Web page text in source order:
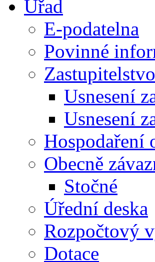
Úřad
E-podatelna
Povinné
Usnesení
Usnesení
Hospodaření
Obecně
Stočné
Úřední deska
Rozpočtový
Dotace